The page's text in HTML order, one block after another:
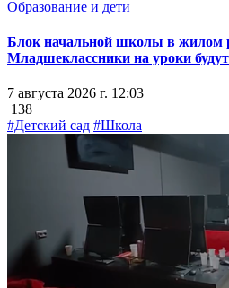
Образование и дети
Блок начальной школы в жилом
Младшеклассники на уроки будут
7 августа 2026 г. 12:03
138
#Детский сад #Школа